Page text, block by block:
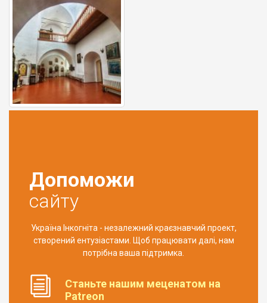
Допоможи
сайту
Україна Інкогніта - незалежний краєзнавчий проект,
створений ентузіастами. Щоб працювати далі, нам
потрібна ваша підтримка.
Станьте нашим меценатом на
Patreon